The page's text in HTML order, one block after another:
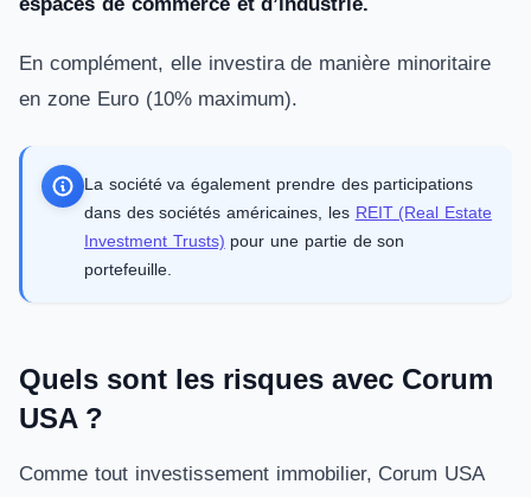
En complément, elle investira de manière minoritaire
en zone Euro (10% maximum).
La société va également prendre des participations
dans des sociétés américaines, les REIT (Real Estate
Investment Trusts) pour une partie de son
portefeuille.
Quels sont les risques avec Corum
USA ?
Comme tout investissement immobilier, Corum USA